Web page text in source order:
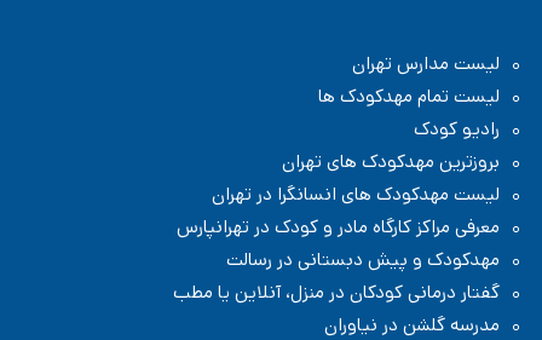
لیست مدارس تهران
لیست تمام مهدکودک ها
رادیو کودک
بروزترین مهدکودک های تهران
لیست مهدکودک های انسانگرا در تهران
معرفی مراکز کارگاه مادر و کودک در تهرانپارس
مهدکودک و پیش دبستانی در رسالت
گفتار درمانی کودکان در منزل، آنلاین یا مطب
مدرسه گلشن در نیاوران